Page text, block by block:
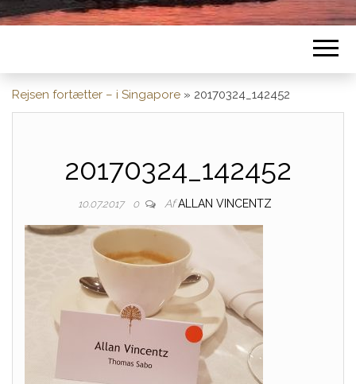
Rejsen fortætter – i Singapore » 20170324_142452
20170324_142452
10.07.2017 0 Af ALLAN VINCENTZ